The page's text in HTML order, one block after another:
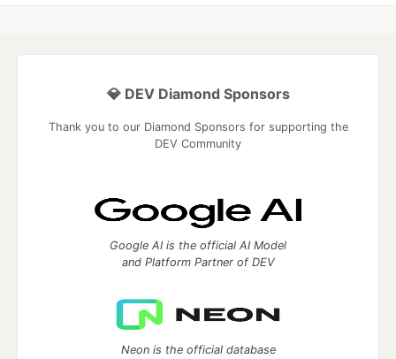
💎 DEV Diamond Sponsors
Thank you to our Diamond Sponsors for supporting the
DEV Community
Google AI is the official AI Model
and Platform Partner of DEV
Neon is the official database